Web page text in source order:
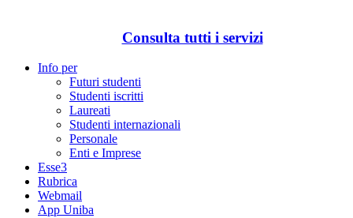
Consulta tutti i servizi
Info per
Futuri studenti
Studenti iscritti
Laureati
Studenti internazionali
Personale
Enti e Imprese
Esse3
Rubrica
Webmail
App Uniba